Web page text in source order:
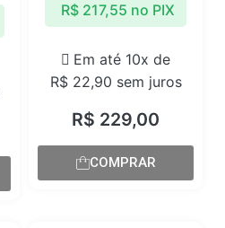
R$ 229,00
Em até 10x de
R$22,90 sem juros
R$217,55 no PIX
COMPRAR